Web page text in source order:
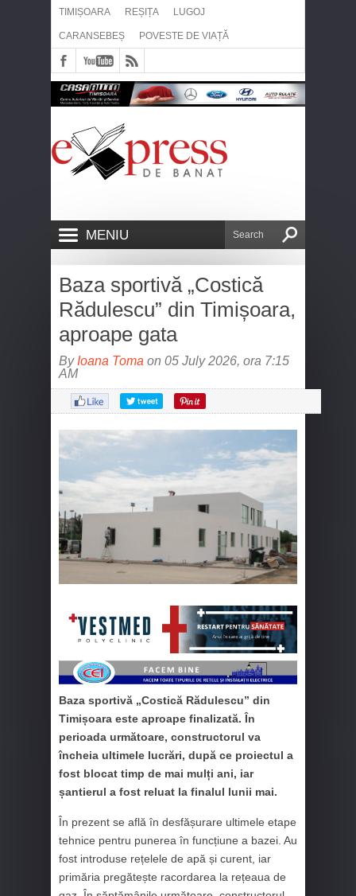
TIMIȘOARA REȘIȚA LUGOJ
CARANSEBEȘ POVESTE DE VIAȚĂ
MENIU
Baza sportivă „Costică
Rădulescu” din Timișoara,
aproape gata
By Ioana Toma on 05 July 2026, ora 7:15
AM
Baza sportivă „Costică Rădulescu” din
Timișoara este aproape finalizată. În
perioada următoare, constructorul va
încheia ultimele lucrări, după ce proiectul a
fost blocat timp de mai mulți ani, iar
șantierul a fost reluat la finalul lunii mai.
În prezent se află în desfășurare ultimele etape
tehnice pentru punerea în funcțiune a bazei. Au
fost introduse rețelele de apă și curent, iar
primăria pregătește racordarea la rețeaua de